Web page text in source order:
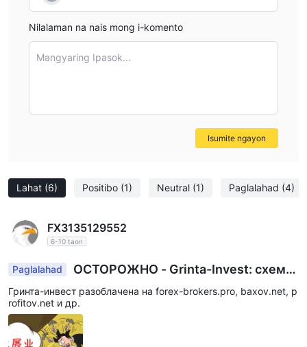
Lahat (6) Positibo (1) Neutral (1) Paglalahad (4)
FX3135129552
6-10 taon
Paglalahad
ОСТОРОЖНО - Grinta-Invest: схема
одурачивания жертв
Гринта-инвест разоблачена на forex-brokers.pro, baxov.net, p
rofitov.net и др.
Nilalaman na nais mong i-komento
Mangyaring Ipasok...
Isumite ngayon